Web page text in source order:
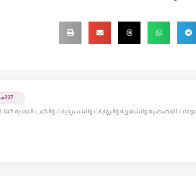
227
القصصية والشعرية والروايات والمسرحيات والكتب النقدية كما